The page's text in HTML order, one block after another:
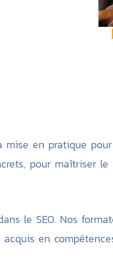
mise en pratique
pour maîtriser
le SEO. Nos
en